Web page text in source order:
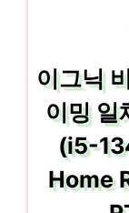
이그닉
이밍
(i5-
Home